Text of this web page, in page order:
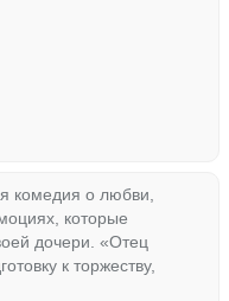
комедия о любви,
которые
дочери. «Отец
к торжеству,